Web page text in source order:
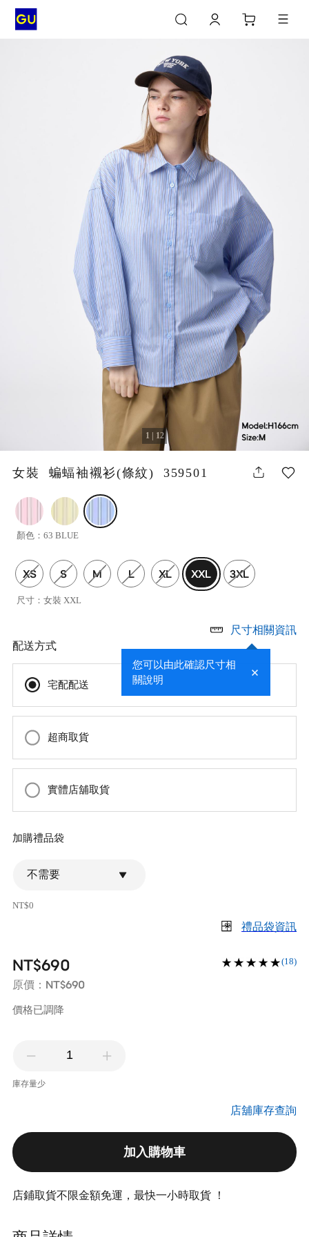
1 | 12
女裝 蝙蝠袖襯衫(條紋) 359501
顏色： 63 BLUE
XS S M L XL XXL 3XL
尺寸： 女裝 XXL
尺寸相關資訊
您可以由此確認尺寸相
關說明
配送方式
宅配配送
超商取貨
實體店舖取貨
加購禮品袋
不需要
NT$0
禮品袋資訊
NT$690
原價： NT$690
(18)
價格已調降
庫存量少
店舖庫存查詢
加入購物車
店鋪取貨不限金額免運，最快一小時取貨 ！